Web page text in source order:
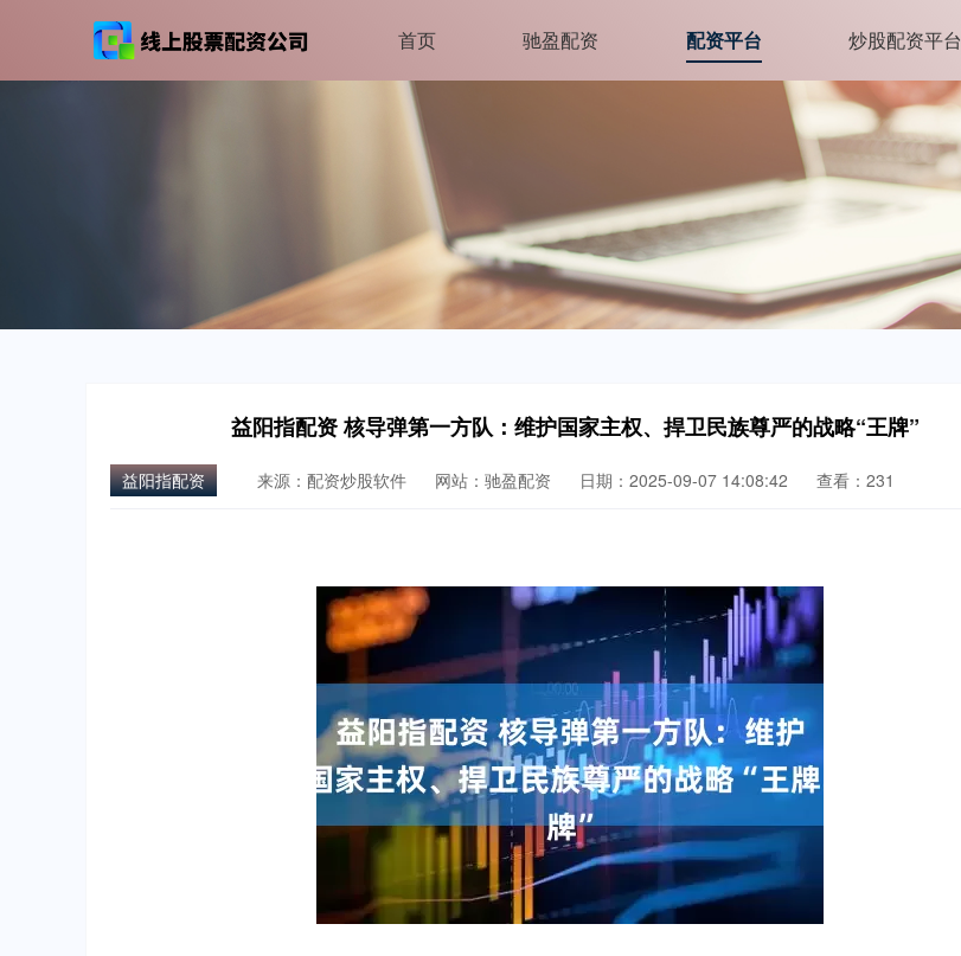
首页 驰盈配资 配资平台 炒股配资平台
益阳指配资 核导弹第一方队：维护国家主权、捍卫民族尊严的战略“王牌”
益阳指配资 来源：配资炒股软件 网站：驰盈配资 日期：2025-09-07 14:08:42 查看：231